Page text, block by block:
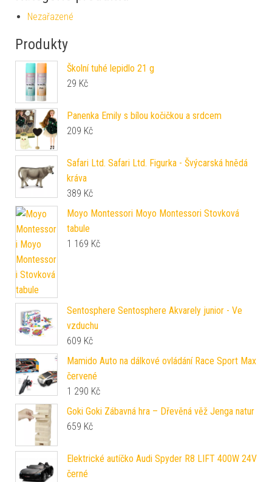
Nezařazené
Produkty
Školní tuhé lepidlo 21 g
29 Kč
Panenka Emily s bílou kočičkou a srdcem
209 Kč
Safari Ltd. Safari Ltd. Figurka - Švýcarská hnědá
kráva
389 Kč
Moyo Montessori Moyo Montessori Stovková
tabule
1 169 Kč
Sentosphere Sentosphere Akvarely junior - Ve
vzduchu
609 Kč
Mamido Auto na dálkové ovládání Race Sport Max
červené
1 290 Kč
Goki Goki Zábavná hra – Dřevěná věž Jenga natur
659 Kč
Elektrické autíčko Audi Spyder R8 LIFT 400W 24V
černé